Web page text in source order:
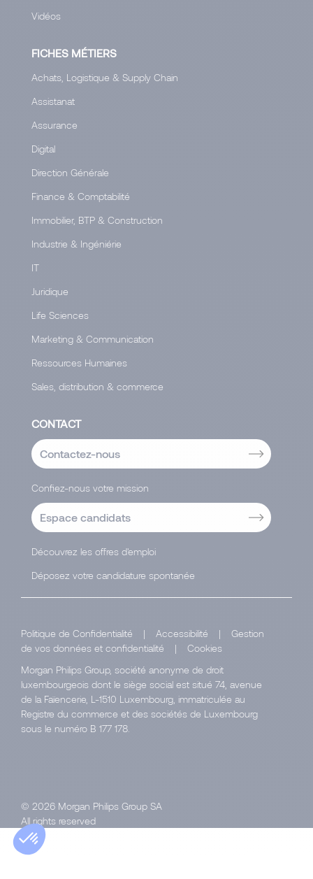
Vidéos
FICHES MÉTIERS
Achats, Logistique & Supply Chain
Assistanat
Assurance
Digital
Direction Générale
Finance & Comptabilité
Immobilier, BTP & Construction
Industrie & Ingéniérie
IT
Juridique
Life Sciences
Marketing & Communication
Ressources Humaines
Sales, distribution & commerce
CONTACT
Contactez-nous
Confiez-nous votre mission
Espace candidats
Découvrez les offres d'emploi
Déposez votre candidature spontanée
Politique de Confidentialité | Accessibilité |
Gestion
de vos données et confidentialité
|
Cookies
Morgan Philips Group, société anonyme de droit
luxembourgeois dont le siège social est situé 74, avenue
de la Faïencerie, L-1510 Luxembourg, immatriculée au
Registre du commerce et des sociétés de Luxembourg
sous le numéro B 177 178.
© 2026 Morgan Philips Group SA
All rights reserved